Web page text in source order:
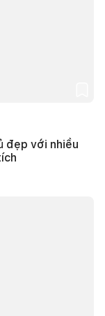
đẹp với nhiều